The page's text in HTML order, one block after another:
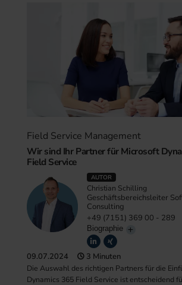
Field Service Management
Wir sind Ihr Partner für Microsoft
Field Service
AUTOR
Christian Schilling
Geschäftsbereichsleiter
Consulting
+49 (7151) 369 00 - 289
Biographie
09.07.2024 3 Minuten
Die Auswahl des richtigen Partners für die
Dynamics 365 Field Service ist entscheidend